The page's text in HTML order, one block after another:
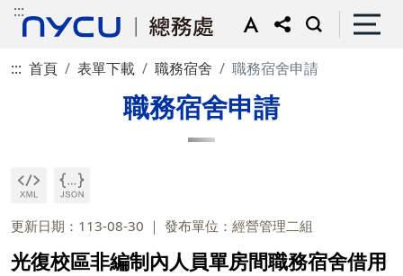
:::
::: 首頁 表單下載 職務宿舍 職務宿舍申請
職務宿舍申請
更新日期：113-08-30 發布單位：經營管理二組
光復校區非編制內人員單房間職務宿舍借用